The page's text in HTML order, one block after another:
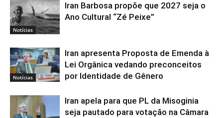
Notícias
Iran Barbosa propõe que 2027 seja o
Ano Cultural “Zé Peixe”
Notícias
Iran apresenta Proposta de Emenda à
Lei Orgânica vedando preconceitos
por Identidade de Gênero
Iran apela para que PL da Misoginia
seja pautado para votação na Câmara